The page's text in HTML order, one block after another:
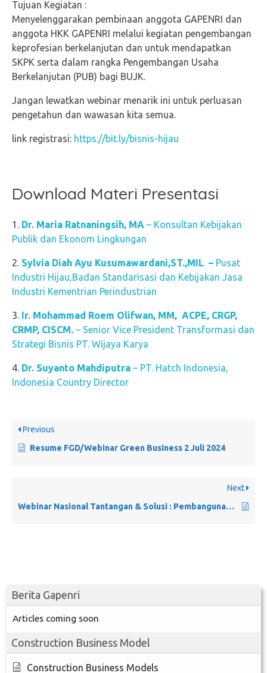
Berita Gapenri
Articles coming soon
Construction Business Model
Construction Business Models
Tujuan Kegiatan :
Menyelenggarakan pembinaan anggota GAPENRI dan
anggota HKK GAPENRI melalui kegiatan pengembangan
keprofesian berkelanjutan dan untuk mendapatkan
SKPK serta dalam rangka Pengembangan Usaha
Berkelanjutan (PUB) bagi BUJK.
Jangan lewatkan webinar menarik ini untuk perluasan
pengetahun dan wawasan kita semua.
link registrasi: https://bit.ly/bisnis-hijau
Download Materi Presentasi
Dr. Maria Ratnaningsih, MA – Konsultan Kebijakan
Publik dan Ekonom Lingkungan
Sylvia Diah Ayu Kusumawardani,ST.,MIL – Pusat
Industri Hijau,Badan Standarisasi dan Kebijakan Jasa
Industri Kementrian Perindustrian
Ir. Mohammad Roem Olifwan, MM, ACPE, CRGP,
CRMP, CISCM. – Senior Vice President Transformasi dan
Strategi Bisnis PT. Wijaya Karya
Dr. Suyanto Mahdiputra – PT. Hatch Indonesia,
Indonesia Country Director
Previous
Resume FGD/Webinar Green Business 2 Juli 2024
Next
Webinar Nasional Tantangan & Solusi : Pembangunan Jalan Tol Sigli – Banda Aceh